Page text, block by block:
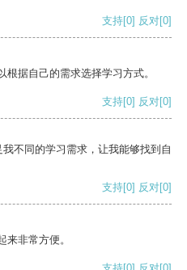
支持[0] 反对[0]
据自己的需求选择学习方式。
支持[0] 反对[0]
不同的学习需求，让我能够找到自
支持[0] 反对[0]
非常方便。